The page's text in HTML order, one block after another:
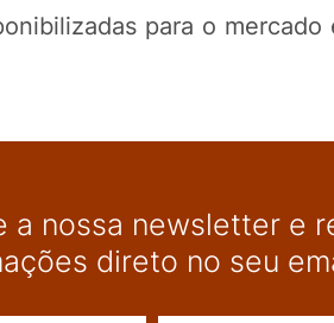
para o
a nossa newsletter e
direto no seu